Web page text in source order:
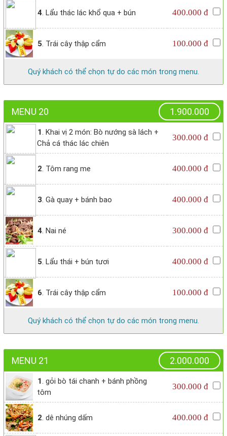
4. Lẩu thác lác khổ qua + bún 400.000 đ
5. Trái cây thập cẩm 100.000 đ
Quý khách có thể chọn tự do các món trong menu.
MENU 20 1.900.000
1. Khai vị 2 món: Bò nướng sà lách +
Chả cá thác lác chiên
300.000 đ
2. Tôm rang me 400.000 đ
3. Gà quay + bánh bao 400.000 đ
4. Nai né 300.000 đ
5. Lẩu thái + bún tươi 400.000 đ
6. Trái cây thập cẩm 100.000 đ
Quý khách có thể chọn tự do các món trong menu.
MENU 21 2.000.000
1. gỏi bò tái chanh + bánh phồng
tôm
300.000 đ
2. dê nhúng dấm 400.000 đ